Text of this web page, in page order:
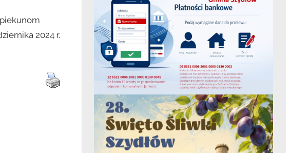
2024 r.